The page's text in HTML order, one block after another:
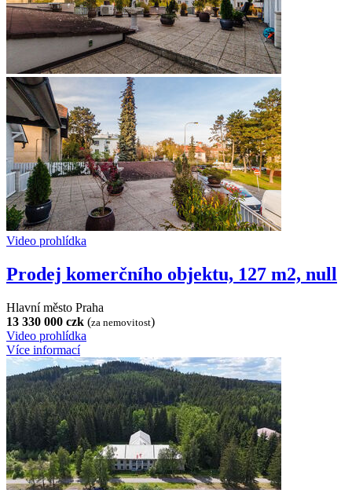
Video prohlídka
Prodej komerčního objektu, 127 m2, null
Hlavní město Praha
13 330 000 czk (za nemovitost)
Video prohlídka
Více informací